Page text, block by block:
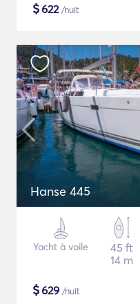
$622/nuit
Hanse 445
Yacht à voile
45 ft
14 m
$629 /nuit